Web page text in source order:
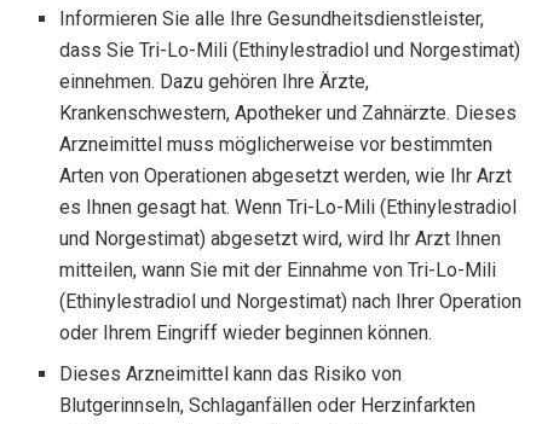
Informieren Sie alle Ihre Gesundheitsdienstleister,
dass Sie Tri-Lo-Mili (Ethinylestradiol und Norgestimat)
einnehmen. Dazu gehören Ihre Ärzte,
Krankenschwestern, Apotheker und Zahnärzte. Dieses
Arzneimittel muss möglicherweise vor bestimmten
Arten von Operationen abgesetzt werden, wie Ihr Arzt
es Ihnen gesagt hat. Wenn Tri-Lo-Mili (Ethinylestradiol
und Norgestimat) abgesetzt wird, wird Ihr Arzt Ihnen
mitteilen, wann Sie mit der Einnahme von Tri-Lo-Mili
(Ethinylestradiol und Norgestimat) nach Ihrer Operation
oder Ihrem Eingriff wieder beginnen können.
Dieses Arzneimittel kann das Risiko von
Blutgerinnseln, Schlaganfällen oder Herzinfarkten